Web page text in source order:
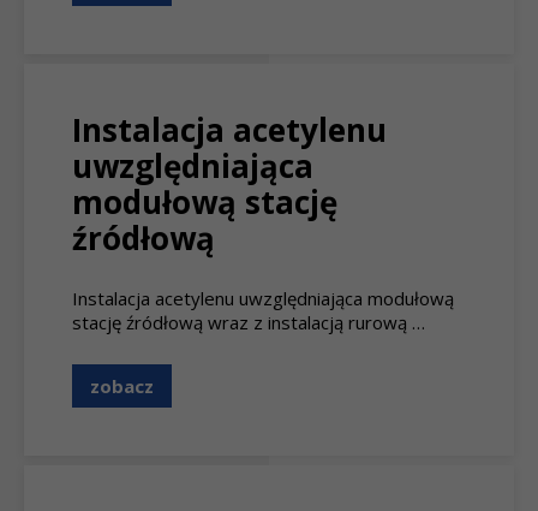
Instalacja acetylenu
uwzględniająca
modułową stację
źródłową
Instalacja acetylenu uwzględniająca modułową
stację źródłową wraz z instalacją rurową …
zobacz